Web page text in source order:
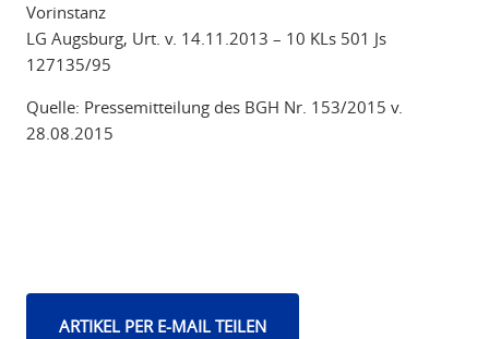
Vorinstanz
LG Augsburg, Urt. v. 14.11.2013 – 10 KLs 501 Js
127135/95
Quelle: Pressemitteilung des BGH Nr. 153/2015 v.
28.08.2015
ARTIKEL PER E-MAIL TEILEN